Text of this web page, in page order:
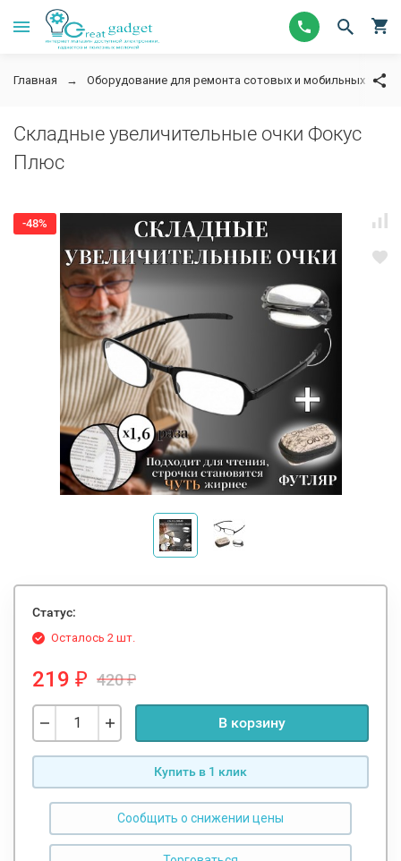
Главная Оборудование для ремонта сотовых и мобильных
Складные увеличительные очки Фокус
Плюс
-48%
Статус:
Осталось 2 шт.
219 ₽ 420₽
В корзину
Купить в 1 клик
Сообщить о снижении цены